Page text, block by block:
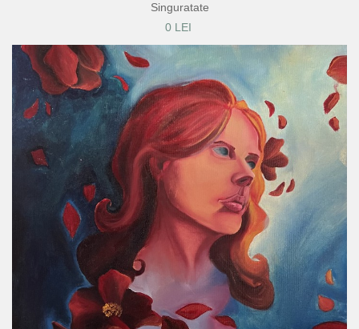
Singuratate
0 LEI